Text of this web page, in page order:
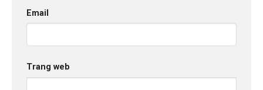
Email
Trang web